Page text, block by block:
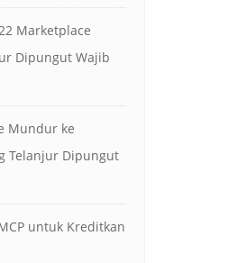
Marketplace
Dipungut Wajib
Mundur ke
Telanjur Dipungut
untuk Kreditkan